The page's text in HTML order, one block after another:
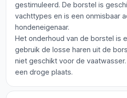
gestimuleerd. De borstel is
vachttypes en is een onmisbaar
hondeneigenaar.
Het onderhoud van de borstel is
gebruik de losse haren uit de
niet geschikt voor de
een droge plaats.